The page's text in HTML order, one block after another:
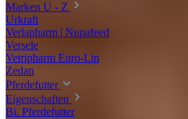
Marken U - Z
Urkraft
Verlapharm | Nupafeed
Versele
Vetripharm Euro-Lin
Zedan
Pferdefutter
Eigenschaften
Bi. Pferdefutter